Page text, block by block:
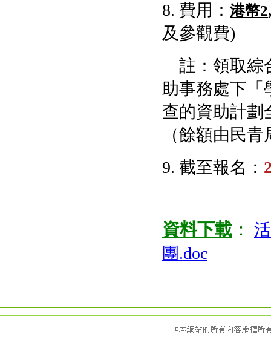
8. 費用： 港幣2,
及參觀費)
註：領取綜
助事務處下「
查的資助計劃
（餘額由民
9. 截至報名：
資料下載 ：
團.doc